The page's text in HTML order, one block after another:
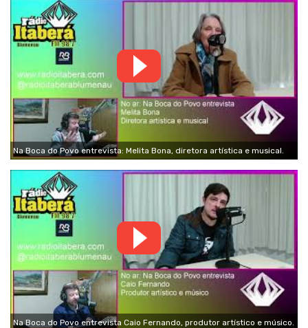
Na Boca do Povo entrevista: Melita Bona, diretora artística e musical.
Na Boca do Povo entrevista Caio Fernando, produtor artístico e músico.